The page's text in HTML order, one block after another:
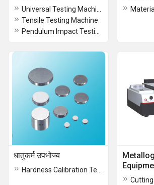
Tensile Testing Machine
धातुकर्म उपभोज्य